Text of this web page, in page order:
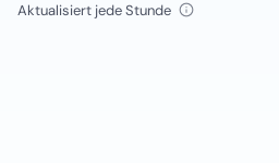
Aktualisiert jede Stunde